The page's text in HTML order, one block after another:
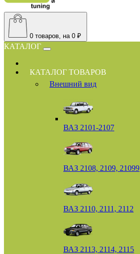
0 товаров, на 0 ₽
КАТАЛОГ
КАТАЛОГ ТОВАРОВ
Внешний вид
ВАЗ 2101-2107
ВАЗ 2108, 2109, 21099
ВАЗ 2110, 2111, 2112
ВАЗ 2113, 2114, 2115